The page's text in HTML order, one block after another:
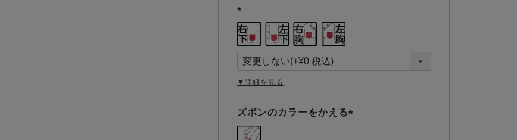
(
必
須
)
▼詳細を見る
ズボンのカラーをかえる